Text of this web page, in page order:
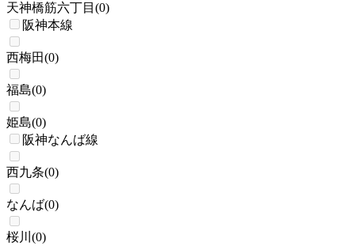
天神橋筋六丁目 (0)
阪神本線
西梅田(0)
福島(0)
姫島(0)
阪神なんば線
西九条(0)
なんば(0)
桜川 (0)